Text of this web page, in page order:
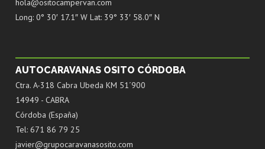
hola@ositocampervan.com
Long: 0° 30′ 17.1″ W Lat: 39° 33′ 58.0″ N
AUTOCARAVANAS OSITO CÓRDOBA
Ctra. A-318 Cabra Ubeda KM 51´900
14949 - CABRA
Córdoba (España)
Tel: 671 86 79 25
javier@grupocaravanasosito.com